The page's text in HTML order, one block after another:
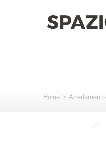
Home > Arredamento